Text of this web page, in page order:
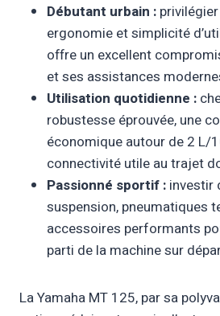
Débutant urbain :
ergonomie et simplicité
offre un excellent
et ses assistances
Utilisation quotidienne :
robustesse éprouvée, une
économique autour de 2 L/
connectivité utile au trajet
Passionné sportif : investir
suspension, pneumatiques
accessoires performants
parti de la machine sur
La Yamaha MT 125, par sa